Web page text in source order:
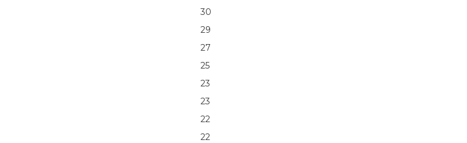
30
29
27
25
23
23
22
22